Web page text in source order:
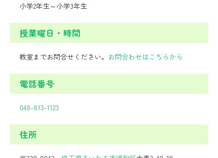
小学2年生～小学3年生
授業曜日・時間
教室までお問合せください。 お問合わせはこちらから
電話番号
048-813-1123
住所